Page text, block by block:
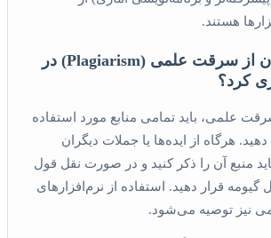
هستند.
۳. چگونه می‌توان از سرقت علمی (Plagiarism) در
کرد؟
علمی، باید تمامی منابع مورد استفاده
هرگاه از ایده‌ها یا جملات دیگران
منبع آن را ذکر کنید و در صورت نقل قول
گیومه قرار دهید. استفاده از نرم‌افزارهای
نیز توصیه می‌شود.